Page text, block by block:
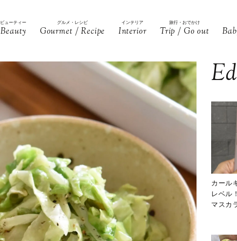
ビューティー
Beauty
グルメ・レシピ
Gourmet / Recipe
インテリア
Interior
旅行・おでかけ
Trip / Go out
カール
レベル
マスカ